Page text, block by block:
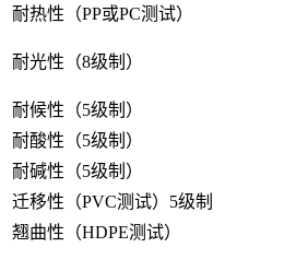
耐热性（PP或PC测试）
耐光性（8级制）
耐候性（5级制）
耐酸性（5级制）
耐碱性（5级制）
迁移性（PVC测试）5级制
翘曲性（HDPE测试）